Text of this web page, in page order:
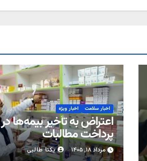
اخبار سلامت اخبار ویژه
اعتراض به تأخیر بیمه‌ها در
پرداخت مطالبات
داروخانه‌ها
مرداد ۱۸, ۱۴۰۵ یکتا طالبی